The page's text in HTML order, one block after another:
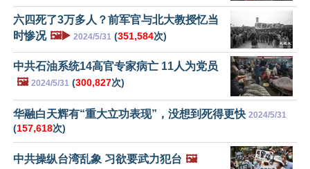
六四死了3万多人？前军官与北大教授忆当
时惨况 🖼️▶️ 2024/5/31 (351,584次)
中共石油系统14高官专家病亡 11人为党员
🖼️ 2024/5/31 (300,827次)
华融白天辉有“重大立功表现”，没想到死得更快 2024/5/31
(157,618次)
中共操纵台湾乱象 习欲要武力犯台 🖼️